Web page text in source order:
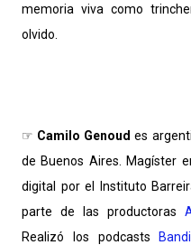
memoria viva como
olvido.
☞ Camilo Genoud es
de Buenos Aires. Magíster
digital por el Instituto
parte de las productoras
Realizó los podcasts